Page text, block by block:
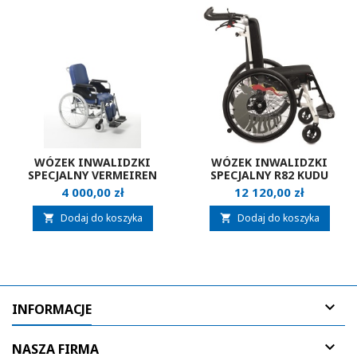
WÓZEK INWALIDZKI
SPECJALNY VERMEIREN
9300
Cena
4 000,00 zł
 Dodaj do koszyka
WÓZEK INWALIDZKI
SPECJALNY R82 KUDU
Cena
12 120,00 zł
 Dodaj do koszyka
INFORMACJE 
NASZA FIRMA 